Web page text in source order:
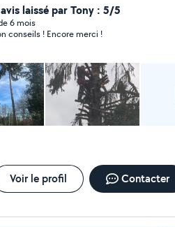
et fruitiers , élagage , création de
et aménagements de jardin.
le travail demandé
laissé par Tony : 5/5
6 mois
conseils ! Encore merci !
Voir le profil Contacter